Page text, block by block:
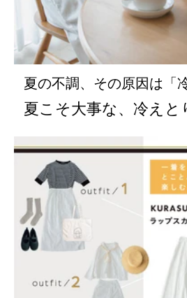
夏の不調、その原因は「
夏こそ大事な、冷えと